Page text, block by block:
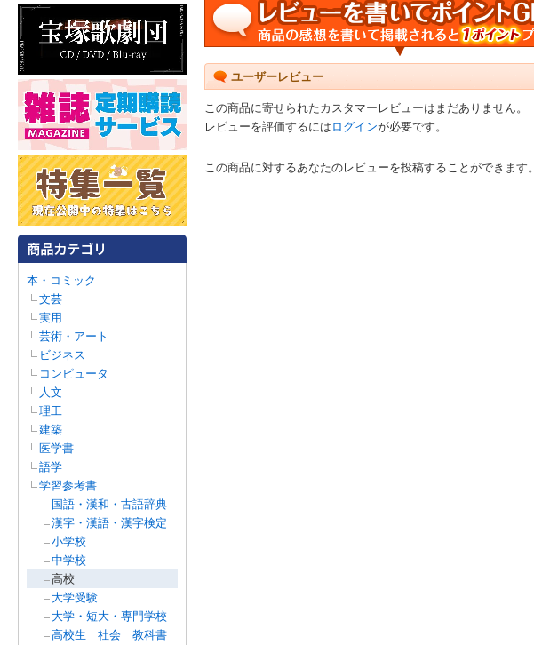
本・コミック
文芸
実用
芸術・アート
ビジネス
コンピュータ
人文
理工
建築
医学書
語学
学習参考書
国語・漢和・古語辞典
漢字・漢語・漢字検定
小学校
中学校
高校
大学受験
大学・短大・専門学校
高校生 社会 教科書
ユーザーレビュー
この商品に寄せられたカスタマーレビューはまだありません。
レビューを評価するには ログインが必要です。
この商品に対するあなたのレビューを投稿することができます。